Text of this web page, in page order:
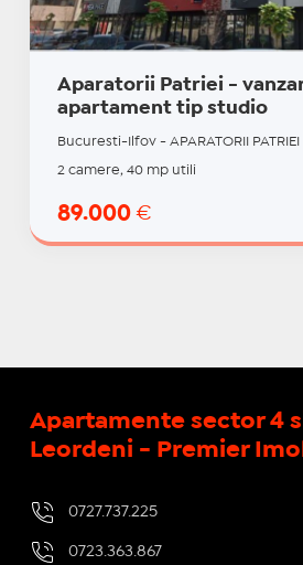
Aparatorii Patriei -
apartament tip studio
Bucuresti-Ilfov - APARATORII PATRIEI
2 camere, 40 mp utili
89.000 €
Apartamente sector 4
Leordeni - Premier
0727.737.225
0723.363.867